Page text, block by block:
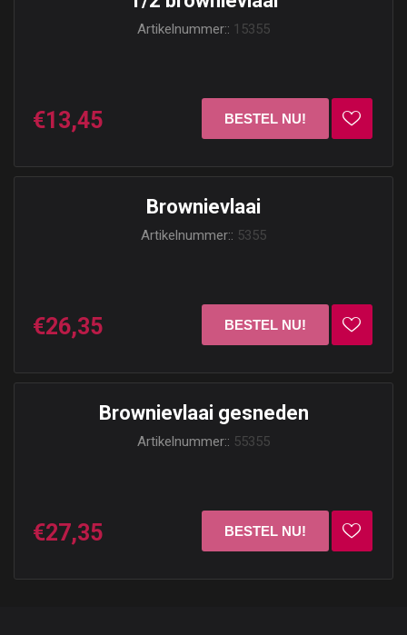
Artikelnummer:: 15355
€13,45
Brownievlaai
Artikelnummer:: 5355
€26,35
Brownievlaai gesneden
Artikelnummer:: 55355
€27,35